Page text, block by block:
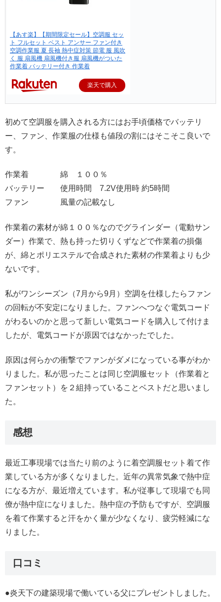
【あす楽】【期間限定セール】空調服 セッ
ト フルセット ベスト アンサー ファン付き
空調作業服 夏 長袖 熱中症対策 節電 服 風吹
く 服 扇風機 扇風機付き服 扇風機がついた
作業着 バッテリー付き 作業着
楽天で購入
初めて空調服を購入される方にはお手頃価格でバッテリ
ー、ファン、作業服の仕様も値段の割にはそこそこ良いで
す。
作業着 綿 １００％
バッテリー 使用時間 7.2V使用時 約5時間
ファン 風量の記載なし
作業着の素材が綿１００％なのでグラインダー（電動サン
ダー）作業で、熱も持った切りくずなどで作業着の損傷
が、綿とポリエステルで合成された素材の作業着よりも少
ないです。
私がワンシーズン（7月から9月）空調を仕様したらファン
の回転が不安定になりました。ファンへつなぐ電気コード
がわるいのかと思って新しい電気コードを購入して付けま
したが、電気コードが原因ではなかったでした。
原因は何らかの衝撃でファンがダメになっている事がわか
りました。私が思ったことは同じ空調服セット（作業着と
ファンセット）を２組持っていることベストだと思いまし
た。
感想
最近工事現場では当たり前のように着空調服セット着て作
業している方が多くなりました。近年の異常気象で熱中症
になる方が、最近増えています。私が従事して現場でも同
僚が熱中症になりました。熱中症の予防もですが、空調服
を着て作業すると汗をかく量が少なくなり、疲労軽減にな
りました。
口コミ
●炎天下の建築現場で働いている父にプレゼントしました。